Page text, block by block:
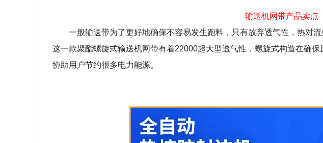
输送机网带产品卖点
一般输送带为了更好地确保不容易发生跑料，只有放弃透气性，热对
这一款聚酯螺旋式输送机网带有着22000超大型透气性，螺旋式构造在确
协助用户节约很多电力能源。